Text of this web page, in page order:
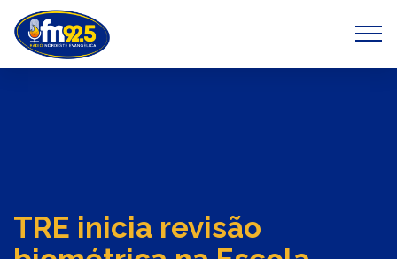
Previous Next
TRE inicia revisão